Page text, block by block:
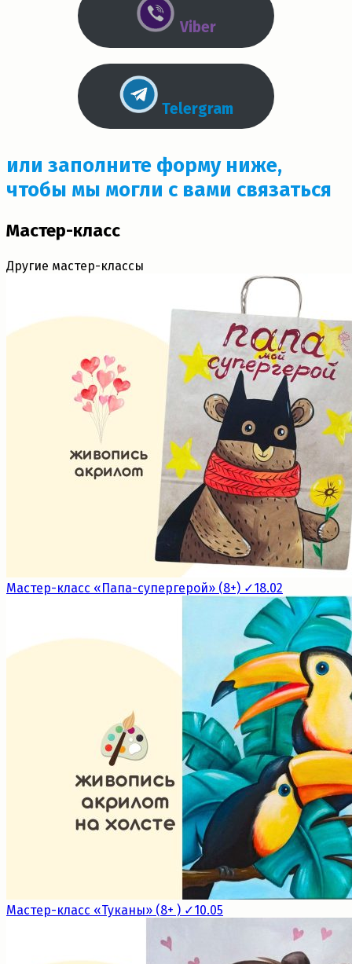
Viber
Telergram
или заполните форму ниже,
чтобы мы могли с вами связаться
Мастер-класс
Другие мастер-классы
Мастер-класс «Папа-супергерой» (8+) ✓18.02
Мастер-класс «Туканы» (8+ ) ✓10.05